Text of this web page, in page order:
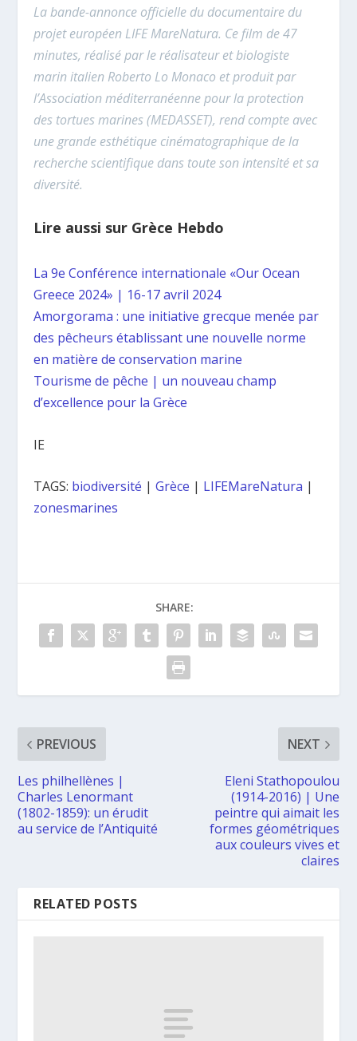
La bande-annonce officielle du documentaire du
projet européen LIFE MareNatura. Ce film de 47
minutes, réalisé par le réalisateur et biologiste
marin italien Roberto Lo Monaco et produit par
l’Association méditerranéenne pour la protection
des tortues marines (MEDASSET), rend compte avec
une grande esthétique cinématographique de la
recherche scientifique dans toute son intensité et sa
diversité.
Lire aussi sur Grèce Hebdo
La 9e Conférence internationale «Our Ocean
Greece 2024» | 16-17 avril 2024
Amorgorama : une initiative grecque menée par
des pêcheurs établissant une nouvelle norme
en matière de conservation marine
Tourisme de pêche | un nouveau champ
d’excellence pour la Grèce
IE
TAGS: biodiversité |Grèce | LIFEMareNatura |
zonesmarines
SHARE:
PREVIOUS
Les philhellènes |
Charles Lenormant
(1802-1859): un érudit
au service de l’Antiquité
NEXT
Eleni Stathopoulou
(1914-2016) | Une
peintre qui aimait les
formes géométriques
aux couleurs vives et
claires
RELATED POSTS